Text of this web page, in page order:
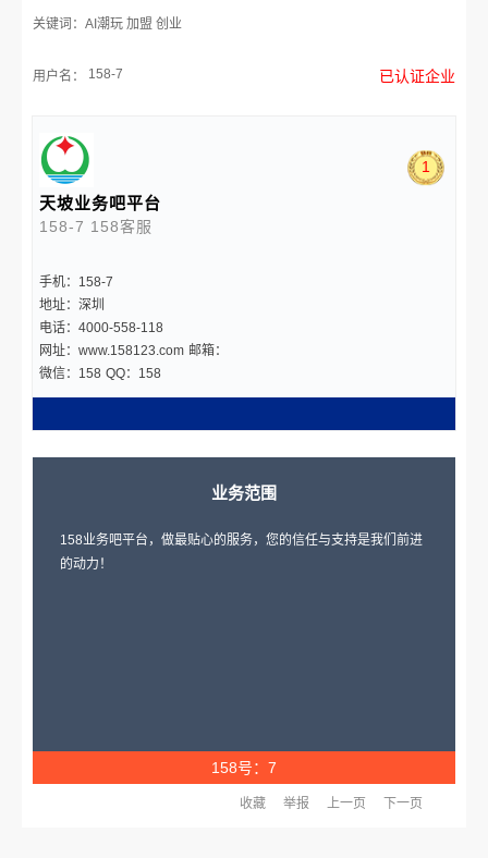
关键词：AI潮玩 加盟 创业
用户名： 158-7 已认证企业
天坡业务吧平台
158-7 158客服
1
手机：158-7
地址：深圳
电话：4000-558-118
网址：www.158123.com 邮箱：
微信：158 QQ：158
业务范围
158业务吧平台，做最贴心的服务，您的信任与支持是我们前进
的动力！
158号：7
收藏 举报 上一页 下一页